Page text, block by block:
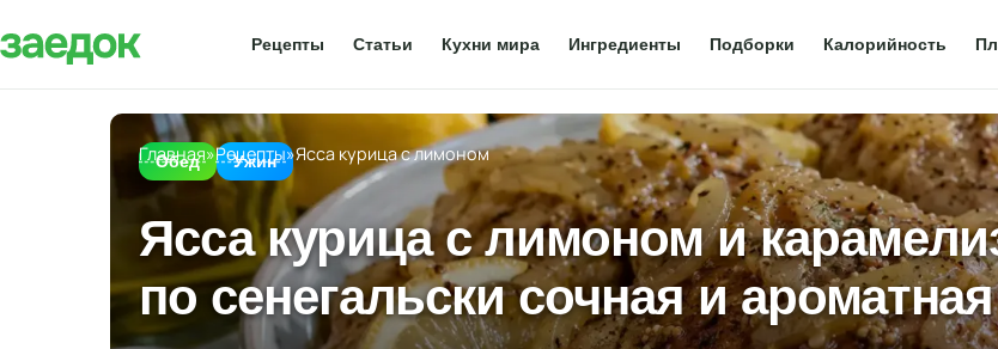
Рецепты Статьи Кухни мира Ингредиенты Подборки Калорийность
Главная»Рецепты»Ясса курица с лимоном
Обед Ужин
Ясса курица с лимоном и
по сенегальски сочная и ароматная